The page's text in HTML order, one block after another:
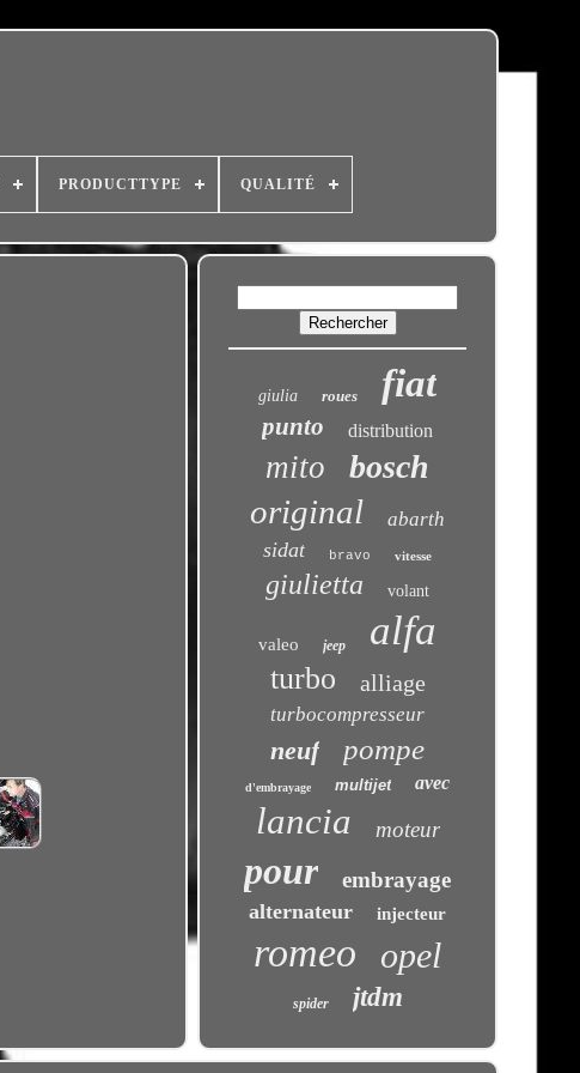
PRODUCTTYPE QUALITÉ
giulia roues fiat
punto distribution
mito bosch
original abarth
sidat bravo vitesse
giulietta volant
valeo jeep alfa
turbo alliage
turbocompresseur
neuf pompe
d'embrayage multijet avec
lancia moteur
pour embrayage
alternateur injecteur
romeo opel
spider jtdm